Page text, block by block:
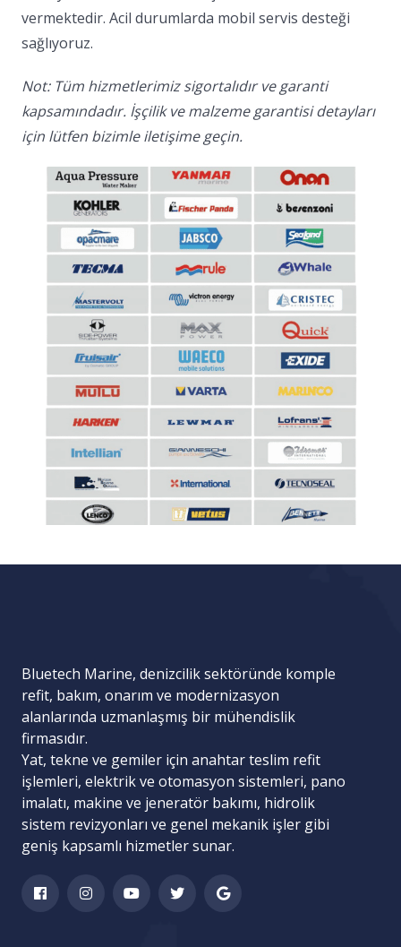
vermektedir. Acil durumlarda mobil servis desteği
sağlıyoruz.
Not: Tüm hizmetlerimiz sigortalıdır ve garanti
kapsamındadır. İşçilik ve malzeme garantisi detayları
için lütfen bizimle iletişime geçin.
Bluetech Marine, denizcilik sektöründe komple
refit, bakım, onarım ve modernizasyon
alanlarında uzmanlaşmış bir mühendislik
firmasıdır.
Yat, tekne ve gemiler için anahtar teslim refit
işlemleri, elektrik ve otomasyon sistemleri, pano
imalatı, makine ve jeneratör bakımı, hidrolik
sistem revizyonları ve genel mekanik işler gibi
geniş kapsamlı hizmetler sunar.